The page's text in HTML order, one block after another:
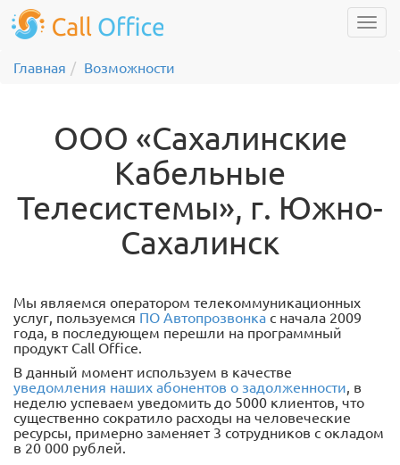
Главная Возможности
ООО «Сахалинские
Кабельные
Телесистемы», г. Южно-
Сахалинск
Мы являемся оператором телекоммуникационных
услуг, пользуемся ПО Автопрозвонка с начала 2009
года, в последующем перешли на программный
продукт Call Office.
В данный момент используем в качестве
уведомления наших абонентов о задолженности, в
неделю успеваем уведомить до 5000 клиентов, что
существенно сократило расходы на человеческие
ресурсы, примерно заменяет 3 сотрудников с окладом
в 20 000 рублей.